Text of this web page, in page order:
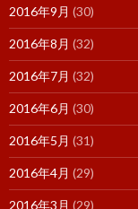
2016年9月 (30)
2016年8月 (32)
2016年7月 (32)
2016年6月 (30)
2016年5月 (31)
2016年4月 (29)
2016年3月 (29)